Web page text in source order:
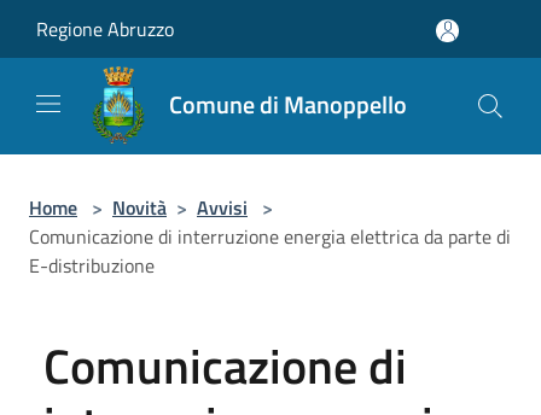
Regione Abruzzo
Comune di Manoppello
Home > Novità > Avvisi >
Comunicazione di interruzione energia elettrica da parte di
E-distribuzione
Comunicazione di